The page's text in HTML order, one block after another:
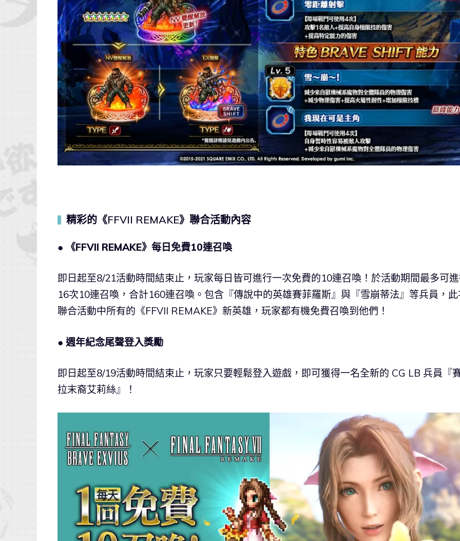
精彩的《FFVII REMAKE》聯合活動內容
● 《FFVII REMAKE》每日免費10連召喚
即日起至8/21活動時間結束止，玩家每日皆可進行一次免費的10連召喚！於活動期間最多可
16次10連召喚，合計160連召喚。包含『傳說中的英雄賽菲羅斯』與『雪崩蒂法』等兵員，
聯合活動中所有的《FFVII REMAKE》新英雄，玩家都有機免費召喚到他們！
● 週年紀念尾聲登入獎勵
即日起至8/19活動時間結束止，玩家只要輕鬆登入遊戲，即可獲得一名全新的 CG LB 兵員『
拉末裔艾莉絲』！